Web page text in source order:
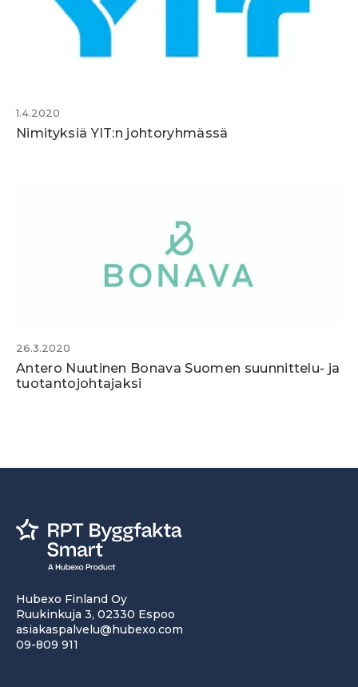
1.4.2020
Nimityksiä YIT:n johtoryhmässä
26.3.2020
Antero Nuutinen Bonava Suomen suunnittelu- ja
tuotantojohtajaksi
Hubexo Finland Oy
Ruukinkuja 3, 02330 Espoo
asiakaspalvelu@hubexo.com
09-809 911